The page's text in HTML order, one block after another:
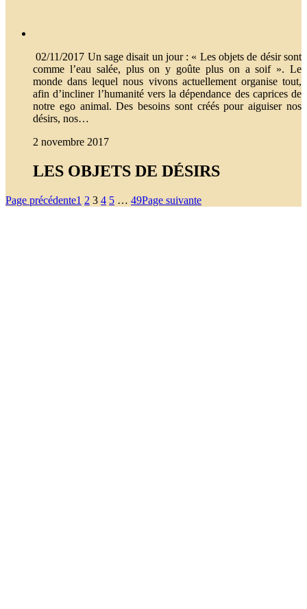
02/11/2017 Un sage disait un jour : « Les objets de désir sont
comme l’eau salée, plus on y goûte plus on a soif ». Le
monde dans lequel nous vivons actuellement organise tout,
afin d’incliner l’humanité vers la dépendance des caprices de
notre ego animal. Des besoins sont créés pour aiguiser nos
désirs, nos…
2 novembre 2017
LES OBJETS DE DÉSIRS
Page précédente1 2 3 4 5 … 49Page suivante